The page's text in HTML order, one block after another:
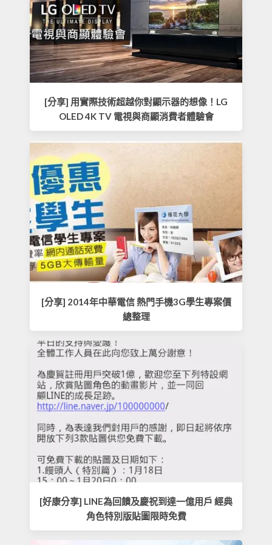
[分享] 用實際技術超越你對顯示器的想像！LG
OLED 4K TV 電視與商顯消費者體驗會
[分享] 2014年中華電信 熱門手機3G學生專案價
總整理
[好康分享] LINE為回饋及慶祝到達一億用戶 經典
角色特別版貼圖限時免費